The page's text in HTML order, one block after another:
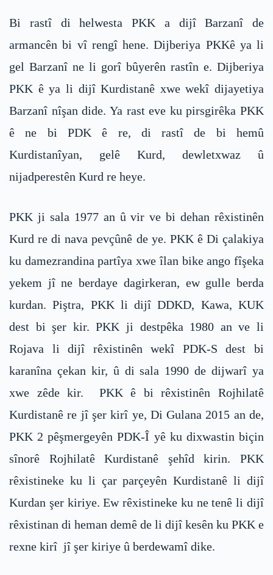
Bi rastî di helwesta PKK a dijî Barzanî de
armancên bi vî rengî hene. Dijberiya PKKê ya li
gel Barzanî ne li gorî bûyerên rastîn e. Dijberiya
PKK ê ya li dijî Kurdistanê xwe wekî dijayetiya
Barzanî nîşan dide. Ya rast eve ku pirsgirêka PKK
ê ne bi PDK ê re, di rastî de bi hemû
Kurdistanîyan, gelê Kurd, dewletxwaz û
nijadperestên Kurd re heye.
PKK ji sala 1977 an û vir ve bi dehan rêxistinên
Kurd re di nava pevçûnê de ye. PKK ê Di çalakiya
ku damezrandina partîya xwe îlan bike ango fîşeka
yekem jî ne berdaye dagirkeran, ew gulle berda
kurdan. Piştra, PKK li dijî DDKD, Kawa, KUK
dest bi şer kir. PKK ji destpêka 1980 an ve li
Rojava li dijî rêxistinên wekî PDK-S dest bi
karanîna çekan kir, û di sala 1990 de dijwarî ya
xwe zêde kir. PKK ê bi rêxistinên Rojhilatê
Kurdistanê re jî şer kirî ye, Di Gulana 2015 an de,
PKK 2 pêşmergeyên PDK-Î yê ku dixwastin biçin
sînorê Rojhilatê Kurdistanê şehîd kirin. PKK
rêxistineke ku li çar parçeyên Kurdistanê li dijî
Kurdan şer kiriye. Ew rêxistineke ku ne tenê li dijî
rêxistinan di heman demê de li dijî kesên ku PKK e
rexne kirî jî şer kiriye û berdewamî dike.